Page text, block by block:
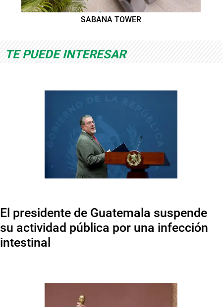
SABANA TOWER
TE PUEDE INTERESAR
El presidente de Guatemala suspende
su actividad pública por una infección
intestinal